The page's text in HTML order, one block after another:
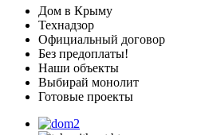
Дом в Крыму
Технадзор
Официальный договор
Без предоплаты!
Наши объекты
Выбирай монолит
Готовые проекты